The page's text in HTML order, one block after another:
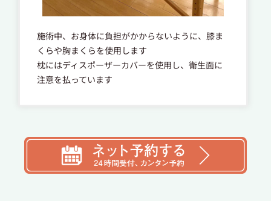
施術中、お身体に負担がかからないように、膝ま
くらや胸まくらを使用します
枕にはディスポーザーカバーを使用し、衛生面に
注意を払っています